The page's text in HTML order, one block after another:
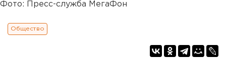
Фото: Пресс-служба МегаФон
Общество